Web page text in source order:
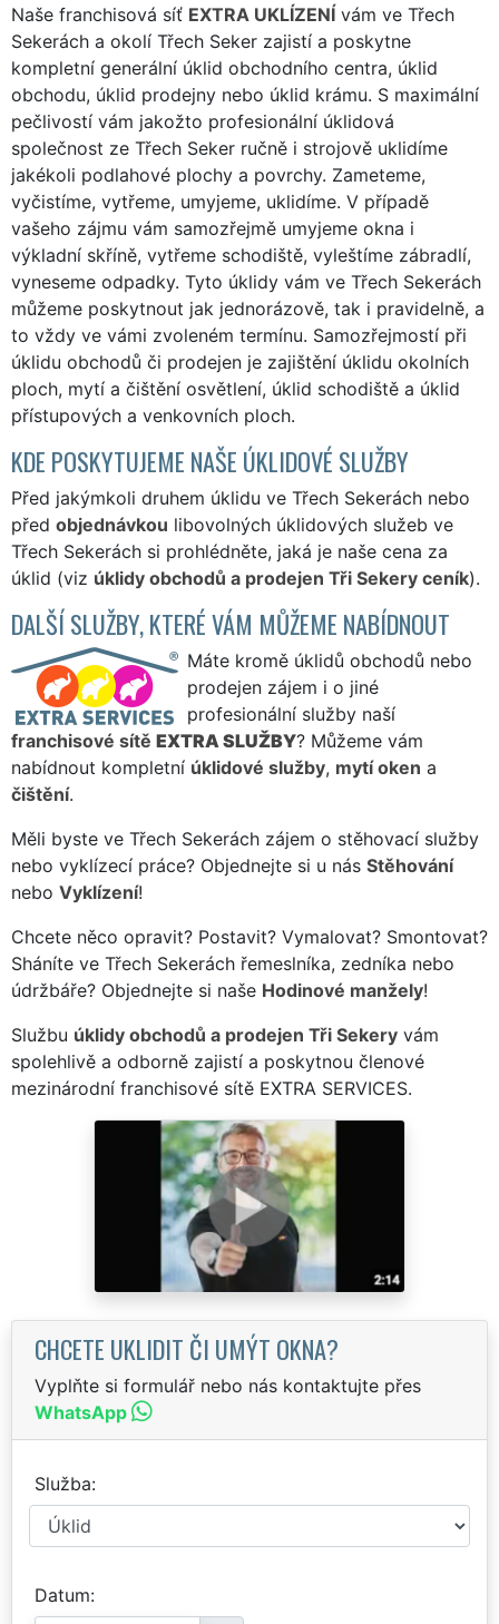
Naše franchisová síť EXTRA UKLÍZENÍ vám ve Třech
Sekerách a okolí Třech Seker zajistí a poskytne
kompletní generální úklid obchodního centra, úklid
obchodu, úklid prodejny nebo úklid krámu. S maximální
pečlivostí vám jakožto profesionální úklidová
společnost ze Třech Seker ručně i strojově uklidíme
jakékoli podlahové plochy a povrchy. Zameteme,
vyčistíme, vytřeme, umyjeme, uklidíme. V případě
vašeho zájmu vám samozřejmě umyjeme okna i
výkladní skříně, vytřeme schodiště, vyleštíme zábradlí,
vyneseme odpadky. Tyto úklidy vám ve Třech Sekerách
můžeme poskytnout jak jednorázově, tak i pravidelně, a
to vždy ve vámi zvoleném termínu. Samozřejmostí při
úklidu obchodů či prodejen je zajištění úklidu okolních
ploch, mytí a čištění osvětlení, úklid schodiště a úklid
přístupových a venkovních ploch.
KDE POSKYTUJEME NAŠE ÚKLIDOVÉ SLUŽBY
Před jakýmkoli druhem úklidu ve Třech Sekerách nebo
před objednávkou libovolných úklidových služeb ve
Třech Sekerách si prohlédněte, jaká je naše cena za
úklid (viz úklidy obchodů a prodejen Tři Sekery ceník).
DALŠÍ SLUŽBY, KTERÉ VÁM MŮŽEME NABÍDNOUT
Máte kromě úklidů obchodů nebo
prodejen zájem i o jiné
profesionální služby naší
franchisové sítě EXTRA SLUŽBY? Můžeme vám
nabídnout kompletní úklidové služby, mytí oken a
čištění.
Měli byste ve Třech Sekerách zájem o stěhovací služby
nebo vyklízecí práce? Objednejte si u nás Stěhování
nebo Vyklízení!
Chcete něco opravit? Postavit? Vymalovat? Smontovat?
Sháníte ve Třech Sekerách řemeslníka, zedníka nebo
údržbáře? Objednejte si naše Hodinové manžely!
Službu úklidy obchodů a prodejen Tři Sekery vám
spolehlivě a odborně zajistí a poskytnou členové
mezinárodní franchisové sítě EXTRA SERVICES.
CHCETE UKLIDIT ČI UMÝT OKNA?
Vyplňte si formulář nebo nás kontaktujte přes
WhatsApp
Služba
Datum